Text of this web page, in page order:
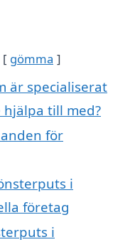
gömma
är specialiserat
till med?
för
i
företag
i